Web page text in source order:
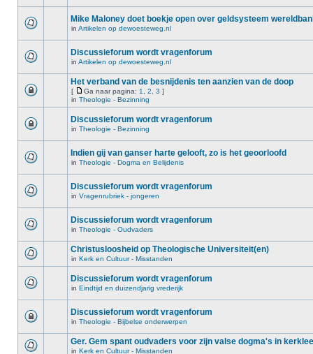
Mike Maloney doet boekje open over geldsysteem
in Artikelen op dewoesteweg.nl
Discussieforum wordt vragenforum
in Artikelen op dewoesteweg.nl
Het verband van de besnijdenis ten aanzien van de doop
[ Ga naar pagina: 1 2 3 ]
in Theologie - Bezinning
Discussieforum wordt vragenforum
in Theologie - Bezinning
Indien gij van ganser harte gelooft, zo is het geoorloofd
in Theologie - Dogma en Belijdenis
Discussieforum wordt vragenforum
in Vragenrubriek - jongeren
Discussieforum wordt vragenforum
in Theologie - Oudvaders
Christusloosheid op Theologische Universiteit(en)
in Kerk en Cultuur - Misstanden
Discussieforum wordt vragenforum
in Eindtijd en duizendjarig vrederijk
Discussieforum wordt vragenforum
in Theologie - Bijbelse onderwerpen
Ger. Gem spant oudvaders voor zijn valse dogma's in
in Kerk en Cultuur - Misstanden